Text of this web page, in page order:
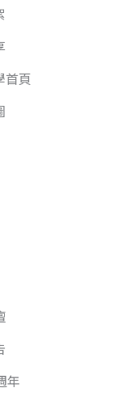
首頁
年